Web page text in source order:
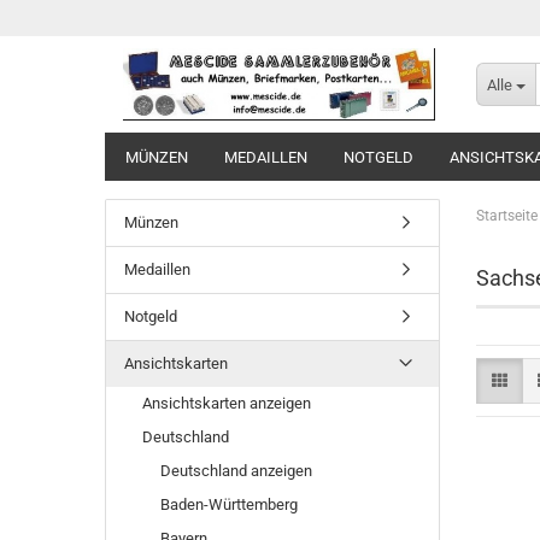
Alle
MÜNZEN MEDAILLEN NOTGELD
Startseite
Münzen
Medaillen
Notgeld
Ansichtskarten
Ansichtskarten anzeigen
Deutschland
Deutschland anzeigen
Baden-Württemberg